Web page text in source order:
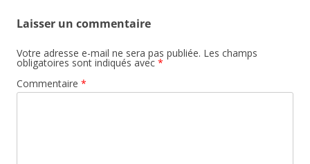
Laisser un commentaire
Votre adresse e-mail ne sera pas publiée. Les champs
obligatoires sont indiqués avec *
Commentaire *